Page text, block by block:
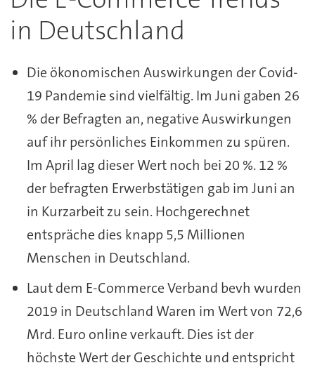
in Deutschland
Die ökonomischen Auswirkungen der Covid-
19 Pandemie sind vielfältig. Im Juni gaben 26
% der Befragten an, negative Auswirkungen
auf ihr persönliches Einkommen zu spüren.
Im April lag dieser Wert noch bei 20 %. 12 %
der befragten Erwerbstätigen gab im Juni an
in Kurzarbeit zu sein. Hochgerechnet
entspräche dies knapp 5,5 Millionen
Menschen in Deutschland.
Laut dem E-Commerce Verband bevh wurden
2019 in Deutschland Waren im Wert von 72,6
Mrd. Euro online verkauft. Dies ist der
höchste Wert der Geschichte und entspricht